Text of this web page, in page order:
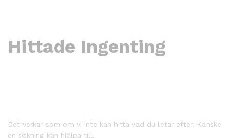
Hittade Ingenting
Det verkar som om vi inte kan hitta vad du letar efter. Kanske
en sökning kan hjälpa till.